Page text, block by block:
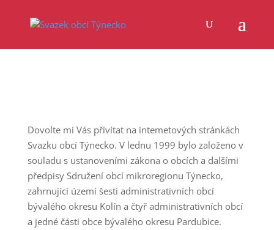
Dovolte mi Vás přivítat na intemetových stránkách
Svazku obcí Týnecko. V lednu 1999 bylo založeno v
souladu s ustanoveními zákona o obcích a dalšími
předpisy Sdružení obcí mikroregionu Týnecko,
zahrnující území šesti administrativních obcí
bývalého okresu Kolín a čtyř administrativních obcí
a jedné části obce bývalého okresu Pardubice.